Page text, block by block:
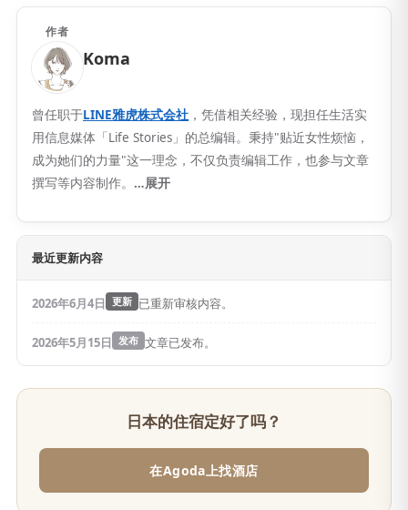
作者
Koma
曾任职于LINE雅虎株式会社 ，凭借相关经验，现担任生活实
用信息媒体「Life Stories」的总编辑。秉持"贴近女性烦恼，
成为她们的力量"这一理念，不仅负责编辑工作，也参与文章
撰写等内容制作。 …展开
最近更新内容
2026年6月4日 更新 已重新审核内容。
2026年5月15日 发布 文章已发布。
日本的住宿定好了吗？
在Agoda上找酒店